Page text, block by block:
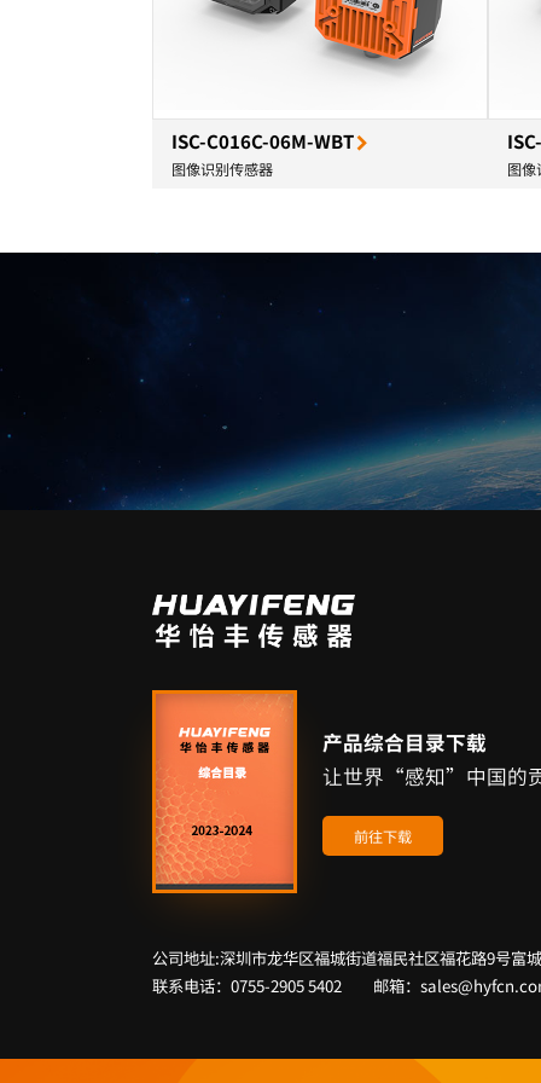
ISC-C016C-06M-WBT
图像识别传感器 图像
产品综合目录下载
让世界“感知”中国的
前往下载
公司地址:深圳市龙华区福城街道福民社区福花路9号富
联系电话：0755-2905 5402 邮箱：